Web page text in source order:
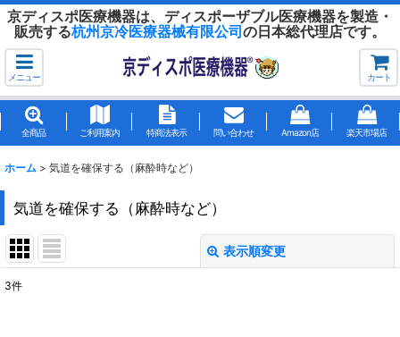
京ディスポ医療機器は、ディスポーザブル医療機器を製造・
販売する杭州京冷医療器械有限公司の日本総代理店です。
メニュー カート
全商品 ご利用案内 特商法表示 問い合わせ Amazon店 楽天市場店
ホーム > 気道を確保する（麻酔時など）
気道を確保する（麻酔時など）
表示順変更
3件